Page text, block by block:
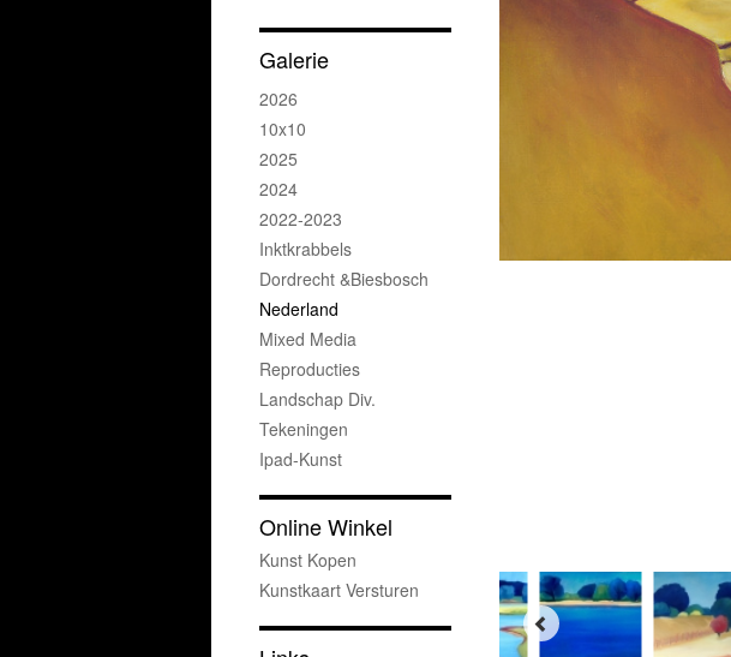
Galerie
2026
10x10
2025
2024
2022-2023
Inktkrabbels
Dordrecht &Biesbosch
Nederland
Mixed Media
Reproducties
Landschap Div.
Tekeningen
Ipad-Kunst
Online Winkel
Kunst Kopen
Kunstkaart Versturen